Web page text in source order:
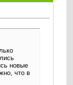
новые
что в